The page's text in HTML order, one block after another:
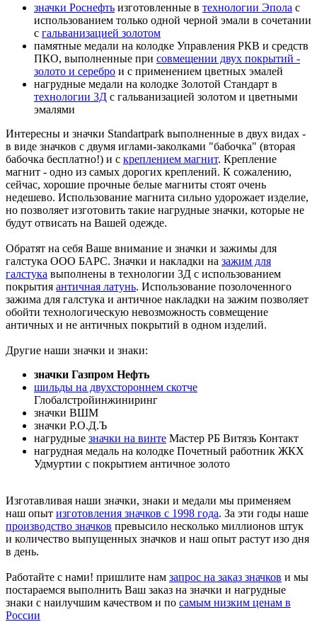
значки Роснефть изготовленные в технологии Эпола с
использованием только одной черной эмали в сочетании
с гальванизацией золотом
памятные медали на колодке Управления РКВ и средств
ПКО, выполненные при совмещении двух покрытий -
золото и серебро и с применением цветных эмалей
нагрудные медали на колодке Золотой Стандарт в
технологии 3Д с гальванизацией золотом и цветными
эмалями
Интересны и значки Standartpark выполненные в двух видах -
в виде значков с двумя иглами-заколками "бабочка" (вторая
бабочка бесплатно!) и с креплением магнит. Крепление
магнит - одно из самых дорогих креплений. К сожалению,
сейчас, хорошие прочные белые магниты стоят очень
недешево. Использование магнита сильно удорожает изделие,
но позволяет изготовить такие нагрудные значки, которые не
будут отвисать на Вашей одежде.
Обратят на себя Ваше внимание и значки и зажимы для
галстука ООО БАРС. Значки и накладки на зажим для
галстука выполнены в технологии 3Д с использованием
покрытия античная латунь. Использование позолоченного
зажима для галстука и античное накладки на зажим позволяет
обойти технологическую невозможность совмещение
античных и не античных покрытий в одном изделий.
Другие наши значки и знаки:
значки Газпром Нефть
шильды на двухстороннем скотче
Глобалстройинжиниринг
значки ВШМ
значки Р.О.Д.Ъ
нагрудные значки на винте Мастер РБ Витязь Контакт
нагрудная медаль на колодке Почетный работник ЖКХ
Удмуртии с покрытием античное золото
Изготавливая наши значки, знаки и медали мы применяем
наш опыт изготовления значков с 1998 года. За эти годы наше
производство значков превысило несколько миллионов штук
и количество выпущенных значков и наш опыт растут изо дня
в день.
Работайте с нами! пришлите нам запрос на заказ значков и мы
постараемся выполнить Ваш заказ на значки и нагрудные
знаки с наилучшим качеством и по самым низким ценам в
России